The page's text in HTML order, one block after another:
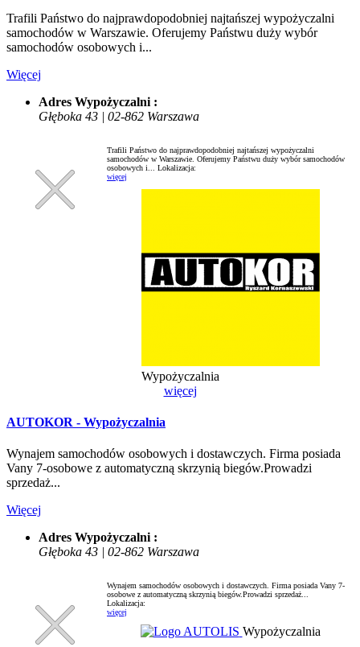
Trafili Państwo do najprawdopodobniej najtańszej wypożyczalni
samochodów w Warszawie. Oferujemy Państwu duży wybór
samochodów osobowych i...
Więcej
Adres Wypożyczalni :
Głęboka 43 | 02-862 Warszawa
Trafili Państwo do najprawdopodobniej najtańszej wypożyczalni
samochodów w Warszawie. Oferujemy Państwu duży wybór samochodów
osobowych i... Lokalizacja:
więcej
Wypożyczalnia
więcej
AUTOKOR - Wypożyczalnia
Wynajem samochodów osobowych i dostawczych. Firma posiada
Vany 7-osobowe z automatyczną skrzynią biegów.Prowadzi
sprzedaż...
Więcej
Adres Wypożyczalni :
Głęboka 43 | 02-862 Warszawa
Wynajem samochodów osobowych i dostawczych. Firma posiada Vany 7-
osobowe z automatyczną skrzynią biegów.Prowadzi sprzedaż...
Lokalizacja:
więcej
Wypożyczalnia